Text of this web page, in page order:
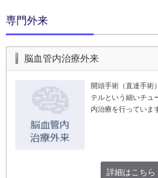
専門外来
脳血管内治療外来
開頭手術（直達手術
テルという細いチュ
内治療を行っていま
詳細はこちら